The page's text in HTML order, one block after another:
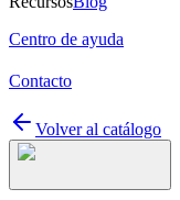
Centro de ayuda
Contacto
Volver al catálogo